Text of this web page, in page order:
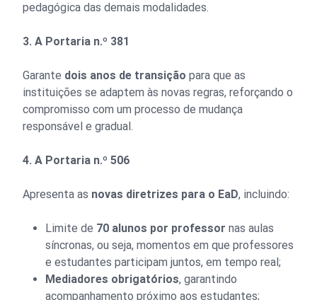
pedagógica das demais modalidades.
3. A Portaria n.º 381
Garante dois anos de transição para que as
instituições se adaptem às novas regras, reforçando o
compromisso com um processo de mudança
responsável e gradual.
4. A Portaria n.º 506
Apresenta as novas diretrizes para o EaD, incluindo:
Limite de 70 alunos por professor nas aulas
síncronas, ou seja, momentos em que professores
e estudantes participam juntos, em tempo real;
Mediadores obrigatórios, garantindo
acompanhamento próximo aos estudantes;